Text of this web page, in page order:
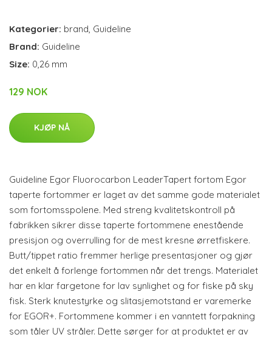
Kategorier: brand, Guideline
Brand: Guideline
Size: 0,26 mm
129 NOK
KJØP NÅ
Guideline Egor Fluorocarbon LeaderTapert fortom Egor
taperte fortommer er laget av det samme gode materialet
som fortomsspolene. Med streng kvalitetskontroll på
fabrikken sikrer disse taperte fortommene enestående
presisjon og overrulling for de mest kresne ørretfiskere.
Butt/tippet ratio fremmer herlige presentasjoner og gjør
det enkelt å forlenge fortommen når det trengs. Materialet
har en klar fargetone for lav synlighet og for fiske på sky
fisk. Sterk knutestyrke og slitasjemotstand er varemerke
for EGOR+. Fortommene kommer i en vanntett forpakning
som tåler UV stråler. Dette sørger for at produktet er av